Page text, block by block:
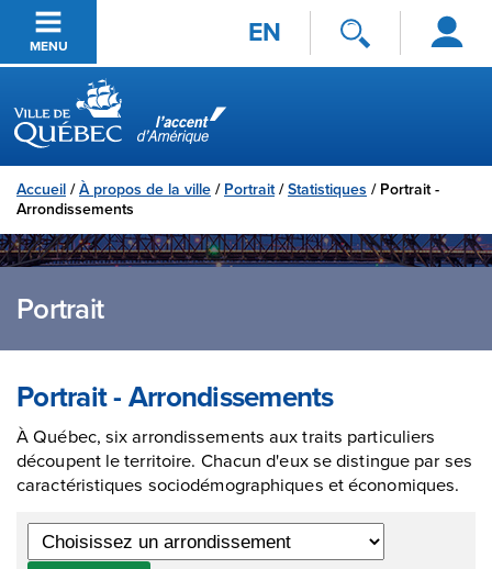
Passer au contenu principal
MENU EN
Se
connecter
Ville de Québec
Accueil /À propos de la ville / Portrait/Statistiques / Portrait -
Arrondissements
Portrait
Portrait - Arrondissements
À Québec, six arrondissements aux traits particuliers
découpent le territoire. Chacun d'eux se distingue par ses
caractéristiques sociodémographiques et économiques.